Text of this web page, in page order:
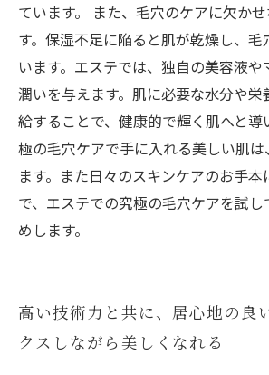
ています。 また、毛穴のケアに欠か
す。保湿不足に陥ると肌が乾燥し、毛
います。エステでは、独自の美容液
潤いを与えます。肌に必要な水分や栄
給することで、健康的で輝く肌へと導
極の毛穴ケアで手に入れる美しい肌は
ます。また日々のスキンケアのお手
で、エステでの究極の毛穴ケアを試
めします。
高い技術力と共に、居心地の良
クスしながら美しくなれる